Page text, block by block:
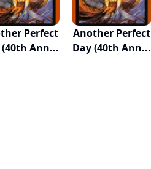
Perfect
(40th Ann...
Another Perfect
Day (40th Ann...